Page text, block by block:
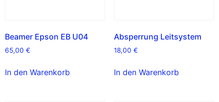
Beamer Epson EB U04
65,00 €
In den Warenkorb
Absperrung Leitsystem
18,00 €
In den Warenkorb